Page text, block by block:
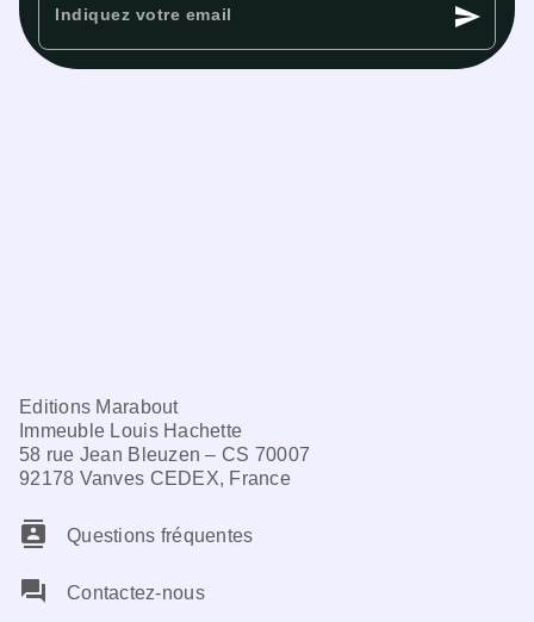
Indiquez votre email send
Editions Marabout
Immeuble Louis Hachette
58 rue Jean Bleuzen – CS 70007
92178 Vanves CEDEX, France
contacts Questions fréquentes
question_answer Contactez-nous